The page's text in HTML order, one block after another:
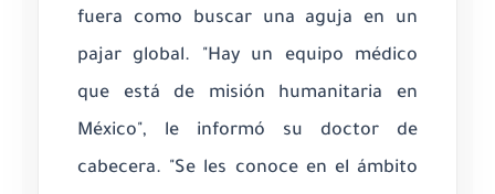
fuera como buscar una aguja en un
pajar global. "Hay un equipo médico
que está de misión humanitaria en
México", le informó su doctor de
cabecera. "Se les conoce en el ámbito